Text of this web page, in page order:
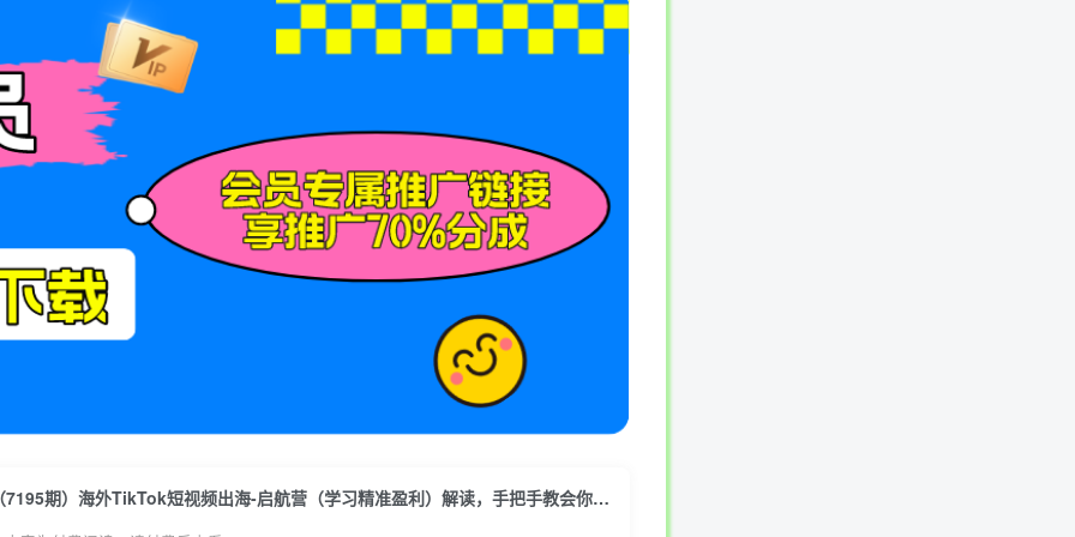
（7195期）海外TikTok短视频出海-启航营（学习精准盈利）解读，手把手教会你从0-1入局